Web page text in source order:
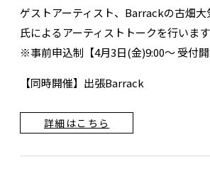
ゲストアーティスト、Barrackの古畑
氏によるアーティストトークを行います
※事前申込制【4月3日(金)9:00～ 受付開
【同時開催】出張Barrack
詳細はこちら